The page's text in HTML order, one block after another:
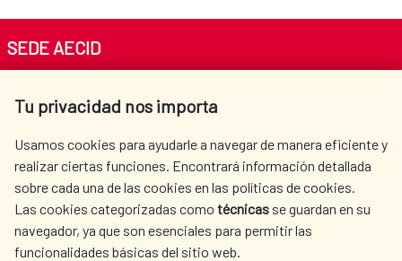
Tu privacidad nos importa
Usamos cookies para ayudarle a navegar de manera eficiente y
realizar ciertas funciones. Encontrará información detallada
sobre cada una de las cookies en las políticas de cookies.
Las cookies categorizadas como técnicas se guardan en su
navegador, ya que son esenciales para permitir las
funcionalidades básicas del sitio web.
SEDE AECID
Tel. +34 900 20 30 54​​​​​​​
AECID
WHERE DO WE COOPERATE?
SPANISH HUMANITARIAN
ACTION
PRESS ROOM